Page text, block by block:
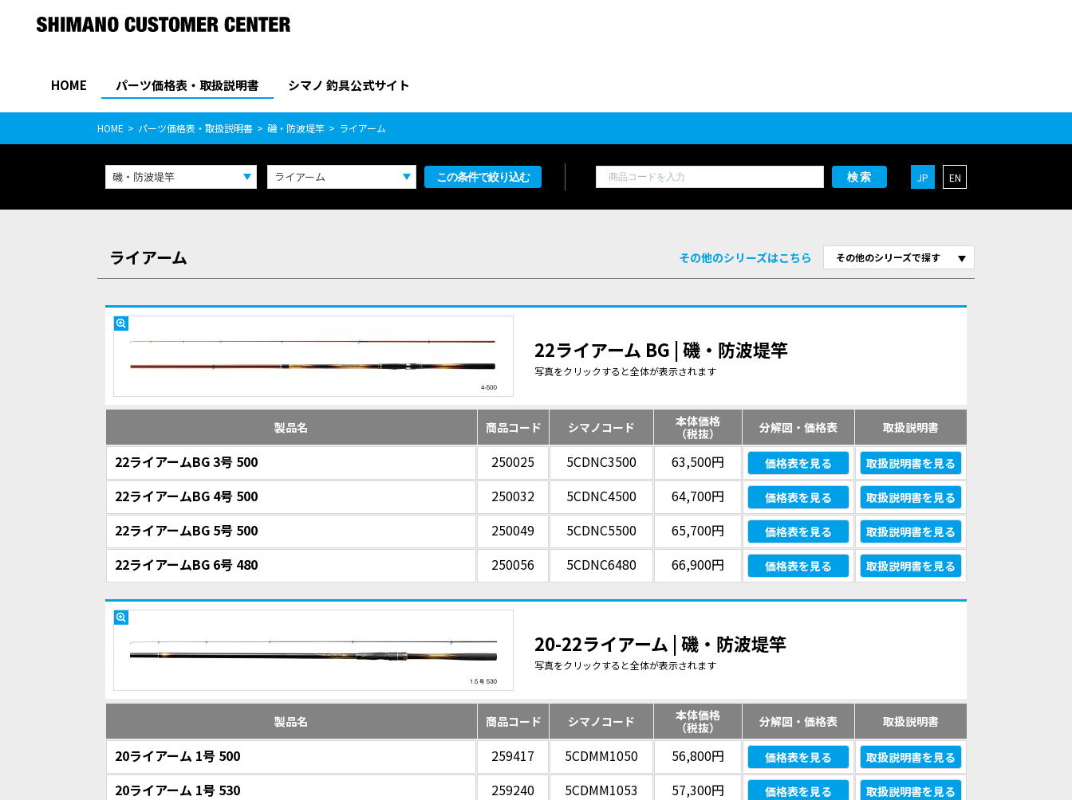
HOME パーツ価格表・取扱説明書 シマノ 釣具公式サイト
パーツ価格表
PARTS LIST
HOME パーツ価格表・取扱説明書 磯・防波堤竿 ライアーム
磯・防波堤竿 ライアーム この条件で絞り込む 検索 JP EN
その他のシリーズはこちら その他のシリーズで探す
ライアーム
22ライアーム BG | 磯・防波堤竿
写真をクリックすると全体が表示されます
製品名 商品コード シマノコード
本体価格
（税抜）
分解図・価格表 取扱説明書
22ライアームBG 3号 500 250025 5CDNC3500 63,500円 価格表を見る 取扱説明書を見る
22ライアームBG 4号 500 250032 5CDNC4500 64,700円 価格表を見る 取扱説明書を見る
22ライアームBG 5号 500 250049 5CDNC5500 65,700円 価格表を見る 取扱説明書を見る
22ライアームBG 6号 480 250056 5CDNC6480 66,900円 価格表を見る 取扱説明書を見る
20-22ライアーム | 磯・防波堤竿
写真をクリックすると全体が表示されます
製品名 商品コード シマノコード
本体価格
（税抜）
分解図・価格表 取扱説明書
20ライアーム 1号 500 259417 5CDMM1050 56,800円 価格表を見る 取扱説明書を見る
20ライアーム 1号 530 259240 5CDMM1053 57,300円 価格表を見る 取扱説明書を見る